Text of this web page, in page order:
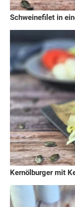
Schweinefilet in
Kernölburger mit